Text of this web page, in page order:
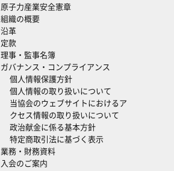
原子力産業安全憲章
組織の概要
沿革
定款
理事・監事名簿
ガバナンス・コンプライアンス
個人情報保護方針
個人情報の取り扱いについて
当協会のウェブサイトにおけるア
クセス情報の取り扱いについて
政治献金に係る基本方針
特定商取引法に基づく表示
業務・財務資料
入会のご案内